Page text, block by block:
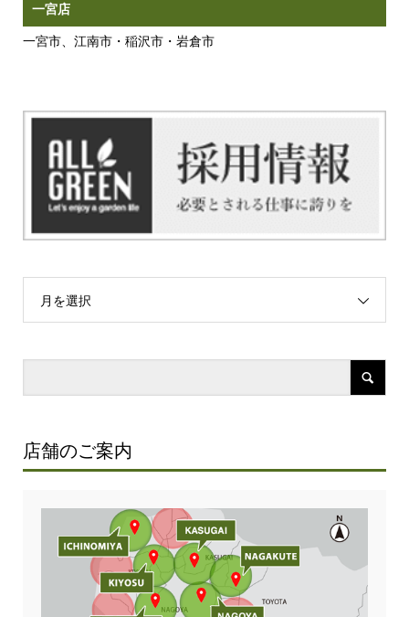
一宮店
一宮市、江南市・稲沢市・岩倉市
月を選択
店舗のご案内